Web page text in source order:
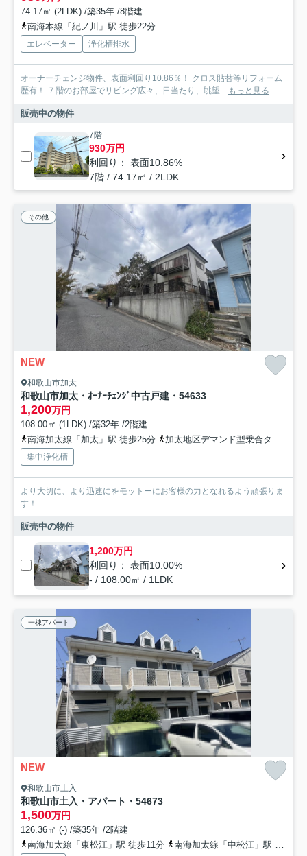
74.17㎡ (2LDK) /築35年 /8階建
南海本線「紀ノ川」駅 徒歩22分
エレベーター 浄化槽排水
オーナーチェンジ物件、表面利回り10.86％！ クロス貼替等リフォーム
歴有！ ７階のお部屋でリビング広々、日当たり、眺望...
もっと見る
販売中の物件
7階
930万円
利回り： 表面10.86%
7階 / 74.17㎡ / 2LDK
その他
NEW
和歌山市加太
和歌山市加太・ｵｰﾅｰﾁｪﾝｼﾞ中古戸建・54633
1,200万円
108.00㎡ (1LDK) /築32年 /2階建
南海加太線「加太」駅 徒歩25分
加太地区デマンド型乗合タクシー「サニータウン自治会館」バス停下車 徒歩3分
集中浄化槽
より大切に、より迅速にをモットーにお客様の力となれるよう頑張りま
す！
販売中の物件
1,200万円
利回り： 表面10.00%
- / 108.00㎡ / 1LDK
一棟アパート
NEW
和歌山市土入
和歌山市土入・アパート・54673
1,500万円
126.36㎡ (-) /築35年 /2階建
南海加太線「東松江」駅 徒歩11分
南海加太線「中松江」駅 徒歩16分